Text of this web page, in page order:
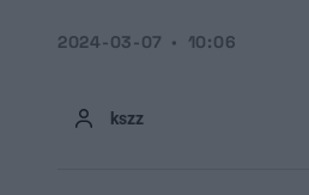
kszz
2024-03-07 10:06